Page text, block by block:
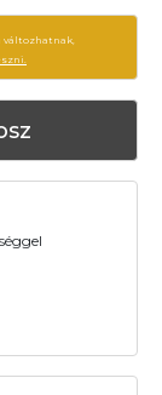
változhatnak,